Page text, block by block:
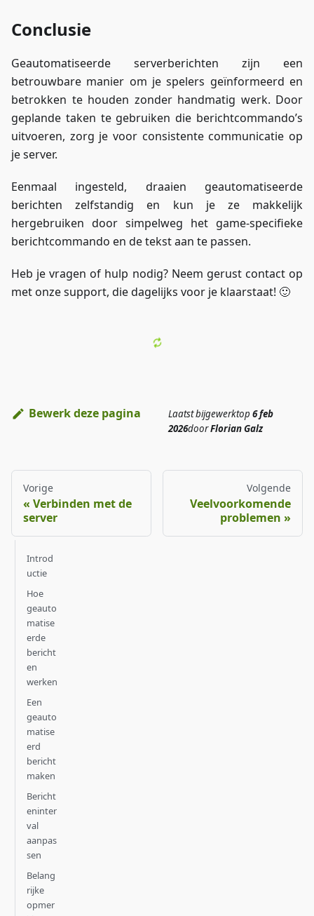
Conclusie
Geautomatiseerde serverberichten zijn een
betrouwbare manier om je spelers geïnformeerd en
betrokken te houden zonder handmatig werk. Door
geplande taken te gebruiken die berichtcommando’s
uitvoeren, zorg je voor consistente communicatie op
je server.
Eenmaal ingesteld, draaien geautomatiseerde
berichten zelfstandig en kun je ze makkelijk
hergebruiken door simpelweg het game-specifieke
berichtcommando en de tekst aan te passen.
Heb je vragen of hulp nodig? Neem gerust contact op
met onze support, die dagelijks voor je klaarstaat! 🙂
Bewerk deze pagina Laatst bijgewerktop 6 feb
2026doorFlorian Galz
Vorige
Verbinden met de
server
Volgende
Veelvoorkomende
problemen
Introd
uctie
Hoe
geauto
matise
erde
bericht
en
werken
Een
geauto
matise
erd
bericht
maken
Bericht
eninter
val
aanpas
sen
Belang
rijke
opmer